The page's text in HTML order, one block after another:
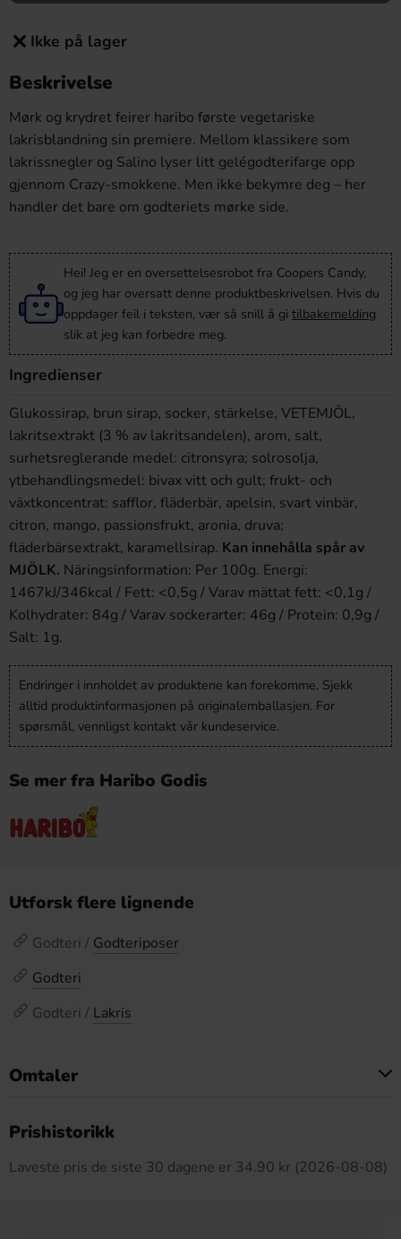
Ikke på lager
Beskrivelse
Mørk og krydret feirer haribo første vegetariske
lakrisblandning sin premiere. Mellom klassikere som
lakrissnegler og Salino lyser litt gelégodterifarge opp
gjennom Crazy-smokkene. Men ikke bekymre deg – her
handler det bare om godteriets mørke side.
Hei! Jeg er en oversettelsesrobot fra Coopers Candy,
og jeg har oversatt denne produktbeskrivelsen. Hvis du
oppdager feil i teksten, vær så snill å gi tilbakemelding
slik at jeg kan forbedre meg.
Ingredienser
Glukossirap, brun sirap, socker, stärkelse, VETEMJÖL,
lakritsextrakt (3 % av lakritsandelen), arom, salt,
surhetsreglerande medel: citronsyra; solrosolja,
ytbehandlingsmedel: bivax vitt och gult; frukt- och
växtkoncentrat: safflor, fläderbär, apelsin, svart vinbär,
citron, mango, passionsfrukt, aronia, druva;
fläderbärsextrakt, karamellsirap. Kan innehålla spår av
MJÖLK. Näringsinformation: Per 100g. Energi:
1467kJ/346kcal / Fett: <0,5g / Varav mättat fett: <0,1g /
Kolhydrater: 84g / Varav sockerarter: 46g / Protein: 0,9g /
Salt: 1g.
Endringer i innholdet av produktene kan forekomme. Sjekk
alltid produktinformasjonen på originalemballasjen. For
spørsmål, vennligst kontakt vår kundeservice.
Se mer fra Haribo Godis
Utforsk flere lignende
Godteri / Godteriposer
Godteri
Godteri / Lakris
Omtaler
Prishistorikk
Laveste pris de siste 30 dagene er 34.90 kr (2026-08-08)